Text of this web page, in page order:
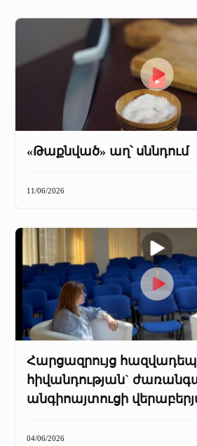
«Թաքնված» աղ՝ սննդում
11/06/2026
Հարցազրույց
հիվանդության`
անգիոայտուցի
04/06/2026